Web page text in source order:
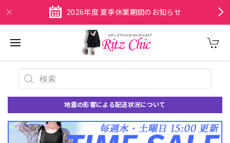
2026年度 夏季休業期間のお知らせ
地震の影響による配送状況について